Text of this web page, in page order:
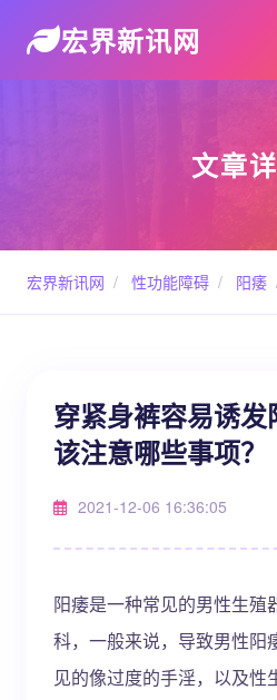
宏界新讯网
文章
宏界新讯网 / 性功能障碍 / 阳痿
穿紧身裤容易诱
该注意哪些事项？
2021-12-06 16:36:05
阳痿是一种常见的男性生殖
科，一般来说，导致男性阳
见的像过度的手淫，以及性